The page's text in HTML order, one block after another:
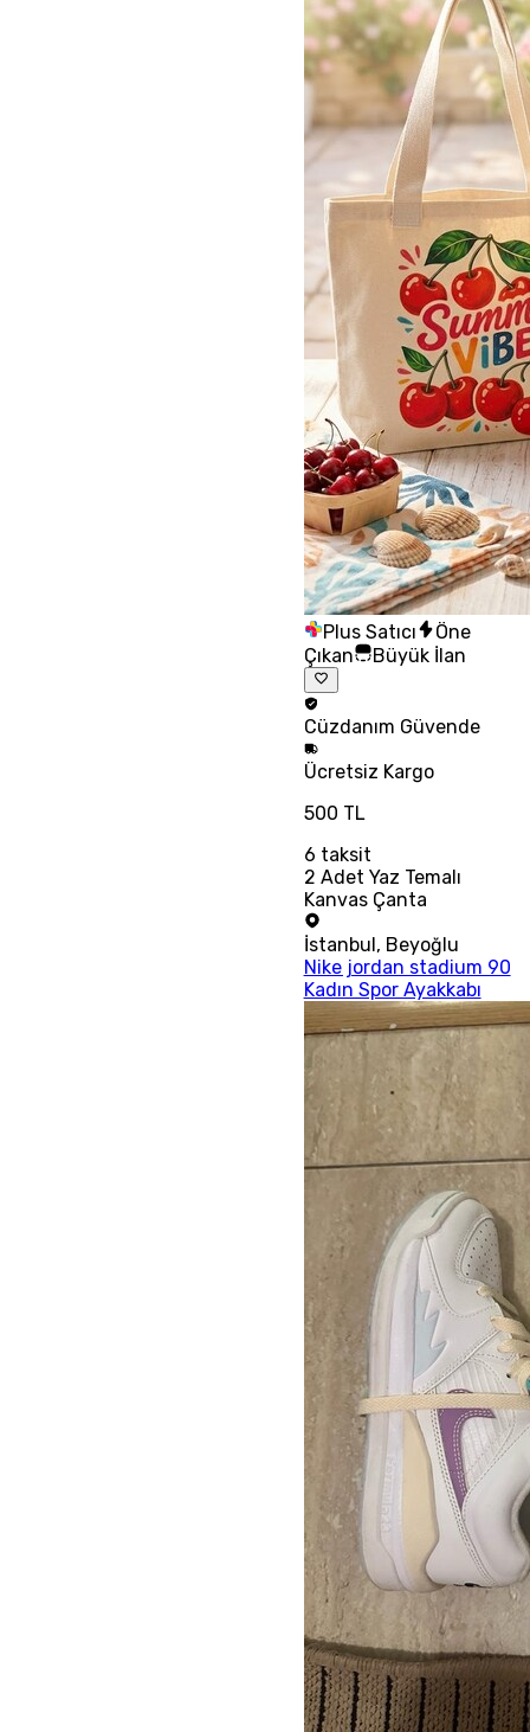
Plus Satıcı
Öne
Çıkan
Büyük İlan
Cüzdanım Güvende
Ücretsiz Kargo
500 TL
6 taksit
2 Adet Yaz Temalı
Kanvas Çanta
İstanbul, Beyoğlu
Nike jordan stadium 90
Kadın Spor Ayakkabı